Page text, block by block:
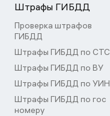
Штрафы ГИБДД
Проверка штрафов
ГИБДД
Штрафы ГИБДД по СТС
Штрафы ГИБДД по ВУ
Штрафы ГИБДД по УИН
Штрафы ГИБДД по гос
номеру